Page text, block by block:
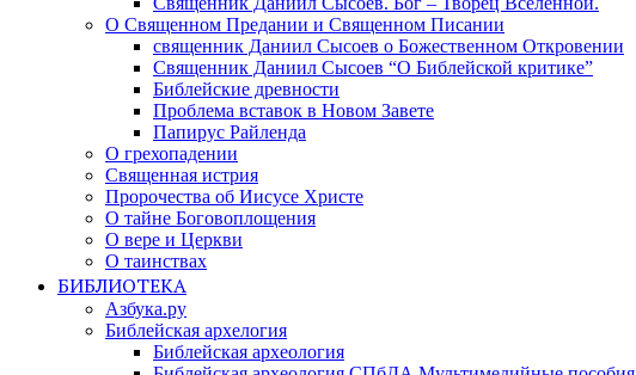
О Священном Предании и Священном Писании
священник Даниил Сысоев о Божественном Откровении
Священник Даниил Сысоев “О Библейской критике”
Библейские древности
Проблема вставок в Новом Завете
Папирус Райленда
О грехопадении
Священная истрия
Пророчества об Иисусе Христе
О тайне Боговоплощения
О вере и Церкви
О таинствах
БИБЛИОТЕКА
Азбука.ру
Библейская архелогия
Библейская археология